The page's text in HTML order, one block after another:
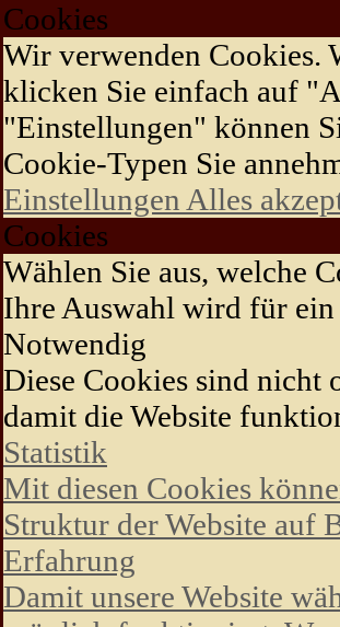
Cookies
Wir verwenden Cookies.
klicken Sie einfach auf
"Einstellungen" können
Cookie-Typen Sie
Einstellungen Alles
Cookies
Wählen Sie aus, welche
Ihre Auswahl wird für ein
Notwendig
Diese Cookies sind nicht
damit die Website
Statistik
Mit diesen Cookies
Struktur der Website auf
Erfahrung
Damit unsere Website